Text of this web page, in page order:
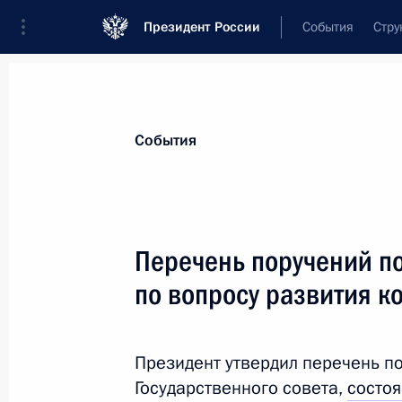
Президент России События
уточняющие виды федерального и
государственного контроля
События
Перечень поручений
по вопросу развития
Президент утвердил перечень
Государственного совета,